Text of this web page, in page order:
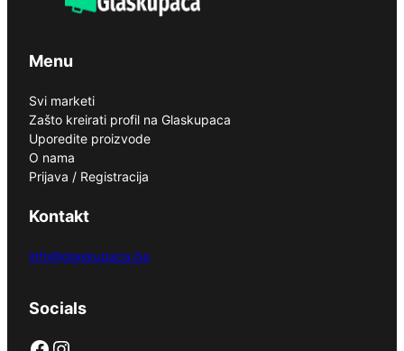
Menu
Svi marketi
Zašto kreirati profil na Glaskupaca
Uporedite proizvode
O nama
Prijava / Registracija
Kontakt
info@glaskupaca.ba
Socials